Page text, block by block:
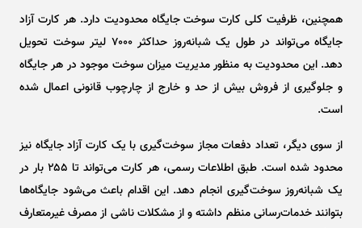
همچنین، ظرفیت کلی کارت سوخت جایگاه محدودیت دارد. هر کارت آزاد
جایگاه می‌تواند در طول یک شبانه‌روز حداکثر ۷۰۰۰ لیتر سوخت تحویل
دهد. این محدودیت به منظور مدیریت میزان سوخت موجود در هر جایگاه
و جلوگیری از فروش بیش از حد و خارج از چارچوب قانونی اعمال شده
است.
از سوی دیگر، تعداد دفعات مجاز سوخت‌گیری با یک کارت آزاد جایگاه نیز
محدود شده است. طبق اطلاعات رسمی، هر کارت می‌تواند تا ۲۵۵ بار در
یک شبانه‌روز سوخت‌گیری انجام دهد. این اقدام باعث می‌شود جایگاه‌ها
بتوانند خدمات‌رسانی منظم داشته و از مشکلات ناشی از مصرف غیرمتعارف